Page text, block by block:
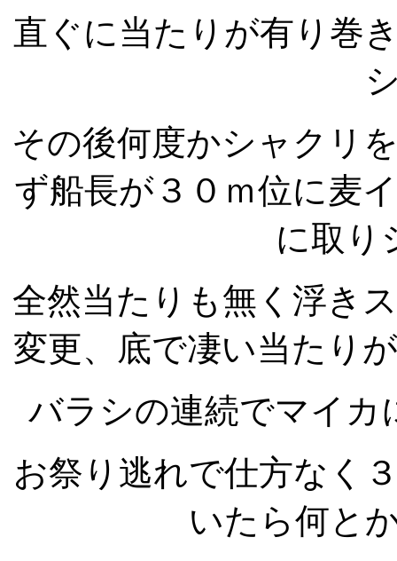
直ぐに当たりが有り巻
その後何度かシャクリ
ず船長が３０ｍ位に麦
に取り
全然当たりも無く浮き
変更、底で凄い当たり
バラシの連続でマイカ
お祭り逃れで仕方なく
いたら何と